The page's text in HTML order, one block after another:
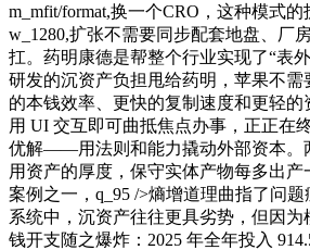
m_mfit/format,换一个CRO，这种模式的
w_1280,扩张不需要同步配套地盘、厂
扛。药明康德是帮整个行业实现了“表
研发的沉资产负担甩给药明，苹果不需
的本钱效率、更快的复制速度和更轻
用 UI 交互即可曲抵焦点办事，正正在
优解——用法则和能力撬动外部资本。
用资产的厚度，保守实体产物每多出
案例之一，q_95 />熵增道理曲指了问
系统中，沉资产往往更具劣势，但因
钱开支随之爆炸：2025 年全年投入